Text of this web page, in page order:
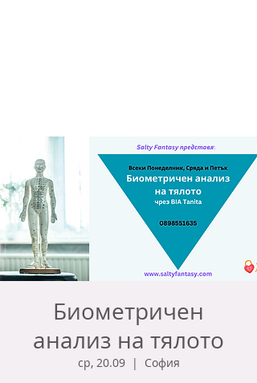
Биометричен
анализ на тялото
ср, 20.09
  |
София